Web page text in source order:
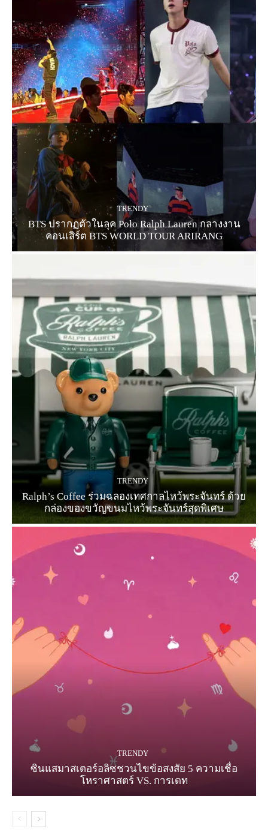
TRENDY
BTS ปรากฏตัวในลุค Polo Ralph Lauren กลางงาน
คอนเสิร์ต BTS WORLD TOUR ARIRANG
TRENDY
Ralph’s Coffee ร่วมฉลองเทศกาลไหว้พระจันทร์ ด้วย
กล่องของขวัญขนมไหว้พระจันทร์สุดพิเศษ
TRENDY
ซินแสมาสเตอร์อลิซชวนไขข้อสงสัย 5 ความเชื่อ
โหราศาสตร์ VS. การเดท